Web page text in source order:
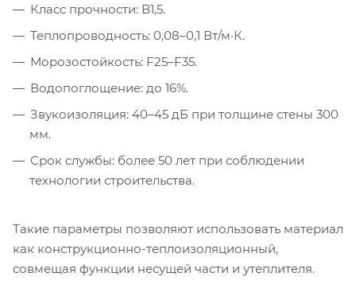
Класс прочности: B1,5.
Теплопроводность: 0,08–0,1 Вт/м·К.
Морозостойкость: F25–F35.
Водопоглощение: до 16%.
Звукоизоляция: 40–45 дБ при толщине стены 300
мм.
Срок службы: более 50 лет при соблюдении
технологии строительства.
Такие параметры позволяют использовать материал
как конструкционно-теплоизоляционный,
совмещая функции несущей части и утеплителя.